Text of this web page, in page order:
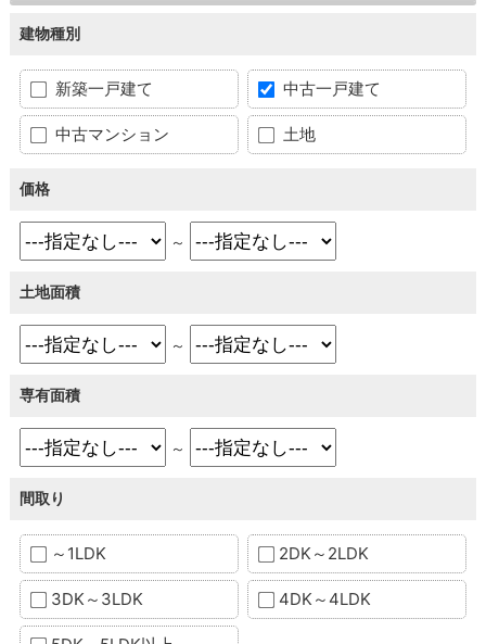
建物種別
新築一戸建て 中古一戸建て
中古マンション 土地
価格
～
土地面積
～
専有面積
～
間取り
～1LDK 2DK～2LDK
3DK～3LDK 4DK～4LDK